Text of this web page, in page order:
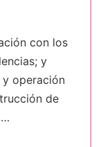
con los
y
y operación
de